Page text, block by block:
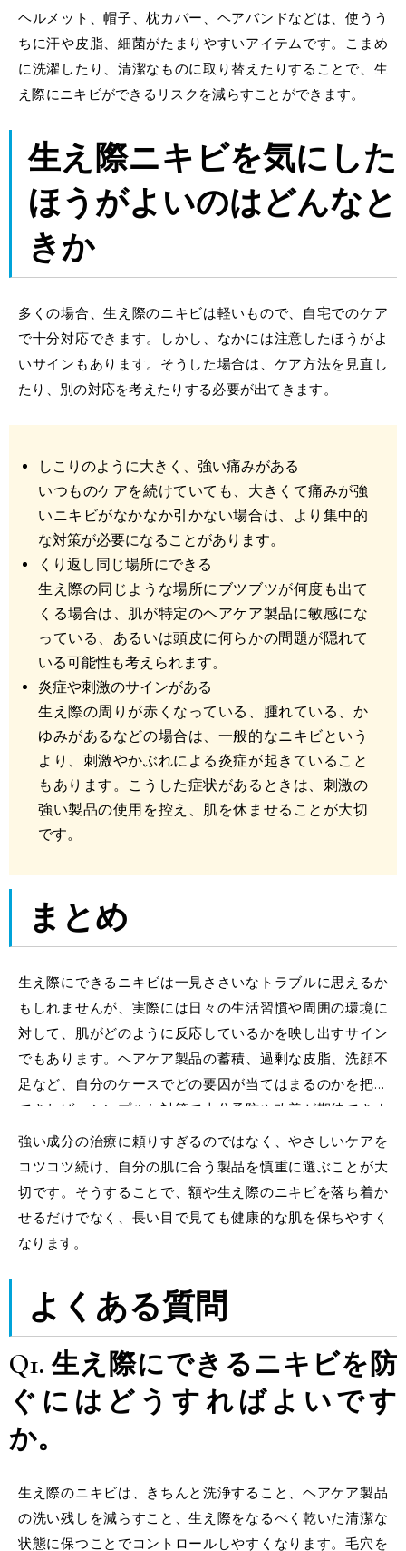
ヘルメット、帽子、枕カバー、ヘアバンドなどは、使うう
ちに汗や皮脂、細菌がたまりやすいアイテムです。こまめ
に洗濯したり、清潔なものに取り替えたりすることで、生
え際にニキビができるリスクを減らすことができます。
生え際ニキビを気にした
ほうがよいのはどんなと
きか
多くの場合、生え際のニキビは軽いもので、自宅でのケア
で十分対応できます。しかし、なかには注意したほうがよ
いサインもあります。そうした場合は、ケア方法を見直し
たり、別の対応を考えたりする必要が出てきます。
しこりのように大きく、強い痛みがある
いつものケアを続けていても、大きくて痛みが強
いニキビがなかなか引かない場合は、より集中的
な対策が必要になることがあります。
くり返し同じ場所にできる
生え際の同じような場所にブツブツが何度も出て
くる場合は、肌が特定のヘアケア製品に敏感にな
っている、あるいは頭皮に何らかの問題が隠れて
いる可能性も考えられます。
炎症や刺激のサインがある
生え際の周りが赤くなっている、腫れている、か
ゆみがあるなどの場合は、一般的なニキビという
より、刺激やかぶれによる炎症が起きていること
もあります。こうした症状があるときは、刺激の
強い製品の使用を控え、肌を休ませることが大切
です。
まとめ
生え際にできるニキビは一見ささいなトラブルに思えるか
もしれませんが、実際には日々の生活習慣や周囲の環境に
対して、肌がどのように反応しているかを映し出すサイン
でもあります。ヘアケア製品の蓄積、過剰な皮脂、洗顔不
足など、自分のケースでどの要因が当てはまるのかを把握
できれば、シンプルな対策で十分予防や改善が期待できま
す。
強い成分の治療に頼りすぎるのではなく、やさしいケアを
コツコツ続け、自分の肌に合う製品を慎重に選ぶことが大
切です。そうすることで、額や生え際のニキビを落ち着か
せるだけでなく、長い目で見ても健康的な肌を保ちやすく
なります。
よくある質問
Q1. 生え際にできるニキビを防
ぐにはどうすればよいです
か。
生え際のニキビは、きちんと洗浄すること、ヘアケア製品
の洗い残しを減らすこと、生え際をなるべく乾いた清潔な
状態に保つことでコントロールしやすくなります。毛穴を